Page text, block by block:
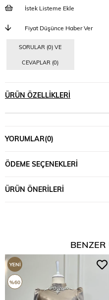
İstek Listeme Ekle
Fiyat Düşünce Haber Ver
SORULAR (0) VE
CEVAPLAR (0)
ÜRÜN ÖZELLIKLERI
YORUMLAR(0)
ÖDEME SEÇENEKLERI
ÜRÜN ÖNERILERI
YENI
ÜRÜN
%60